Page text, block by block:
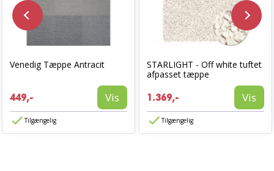
Venedig Tæppe Antracit
449,- Vis
Tilgængelig
STARLIGHT - Off white tuftet
afpasset tæppe
1.369,- Vis
Tilgængelig